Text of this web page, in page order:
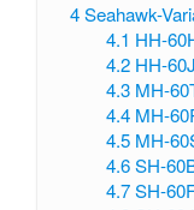
4Seahawk-
4.1 HH-
4.2 HH-
4.3 MH-
4.4 MH-
4.5 MH-
4.6 SH-
4.7 SH-